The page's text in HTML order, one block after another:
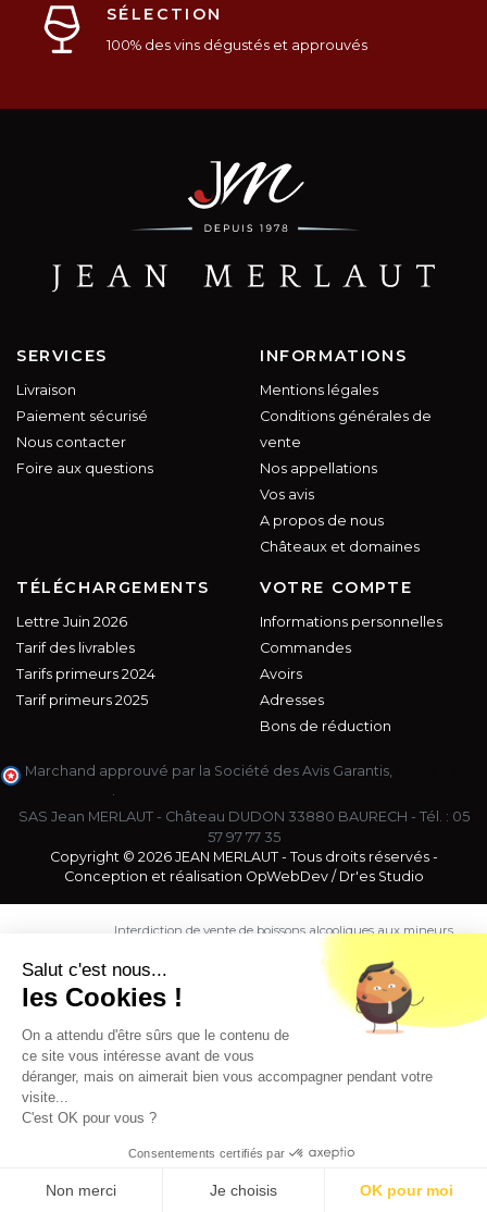
SÉLECTION
100% des vins dégustés et approuvés
SERVICES
Livraison
Paiement sécurisé
Nous contacter
Foire aux questions
INFORMATIONS
Mentions légales
Conditions générales de
vente
Nos appellations
Vos avis
A propos de nous
Châteaux et domaines
TÉLÉCHARGEMENTS
Lettre Juin 2026
Tarif des livrables
Tarifs primeurs 2024
Tarif primeurs 2025
VOTRE COMPTE
Informations personnelles
Commandes
Avoirs
Adresses
Bons de réduction
Marchand approuvé par la Société des Avis Garantis,
.
SAS Jean MERLAUT - Château DUDON 33880 BAURECH - Tél. : 05
57 97 77 35
Copyright © 2026 JEAN MERLAUT - Tous droits réservés -
Conception et réalisation OpWebDev/ Dr'es Studio
Interdiction de vente de boissons alcooliques aux mineurs
est exigée au moment de la vente en ligne.
CODE DE LA SANTE PUBLIQUE, ART. L. 3342-1 et L. 3353-3
L'abus d'alcool est dangereux pour la santé. Sachez
Salut c'est nous...
les Cookies !
On a attendu d'être sûrs que le contenu de
ce site vous intéresse avant de vous
déranger, mais on aimerait bien vous accompagner pendant votre
visite...
C'est OK pour vous ?
Consentements certifiés par
Non merci Je choisis OK pour moi
★★★★★